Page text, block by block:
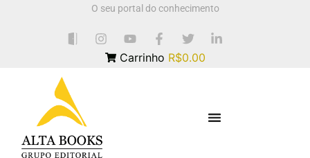
O seu portal do conhecimento
Carrinho R$0.00